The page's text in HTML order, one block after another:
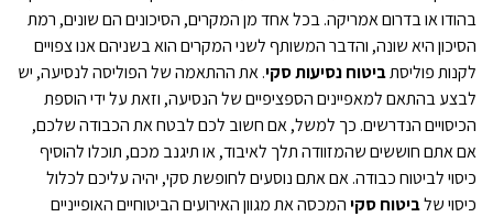
בהודו או בדרום אמריקה. בכל אחד מן המקרים, הסיכונים הם שונים, רמת
הסיכון היא שונה, והדבר המשותף לשני המקרים הוא בשניהם אנו צפויים
לקנות פוליסתביטוח נסיעות סקי. את ההתאמה של הפוליסה לנסיעה, יש
לבצע בהתאם למאפיינים הספציפיים של הנסיעה, וזאת על ידי הוספת
הכיסויים הנדרשים. כך למשל, אם חשוב לכם לבטח את הכבודה שלכם,
אם אתם חוששים שהמזוודה תלך לאיבוד, או תיגנב מכם, תוכלו להוסיף
כיסוי לביטוח כבודה. אם אתם נוסעים לחופשת סקי, יהיה עליכם לכלול
כיסוי שלביטוח סקיהמכסה את מגוון האירועים הביטוחיים האופייניים